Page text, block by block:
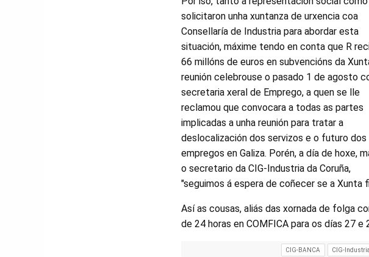
solicitaron unha xuntanza de urxencia coa
Consellaría de Industria para abordar esta
situación, máxime tendo en conta que R
66 millóns de euros en subvencións da
reunión celebrouse o pasado 1 de agosto
secretaria xeral de Emprego, a quen se lle
reclamou que convocara a todas as partes
implicadas a unha reunión para tratar a
deslocalización dos servizos e o futuro dos
empregos en Galiza. Porén, a día de hoxe,
o secretario da CIG-Industria da Coruña,
"seguimos á espera de coñecer se a
Así as cousas, aliás das xornada de folga
de 24 horas en COMFICA para os días 27 e
CIG-BANCA CIG-Industria